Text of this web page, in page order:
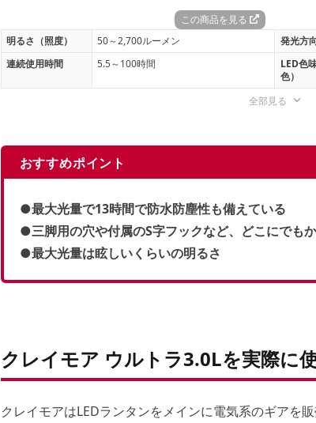
この商品を見る
明るさ（照度） 50～2,700ルーメン 発光方
連続使用時間
5.5～100時間
LED色
色）
全部見る
おすすめポイント
●最大光量で13時間で防水防塵性も備えている
●三脚用の穴や付属のS字フックなど、どこにでも
●最大光量は眩しいくらいの明るさ
クレイモア ウルトラ3.0Lを実際に
クレイモアはLEDランタンをメインに電気系のギアを販